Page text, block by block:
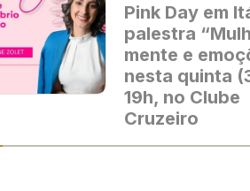
Pink Day em
palestra
mente e
nesta quinta
19h, no Clube
Cruzeiro